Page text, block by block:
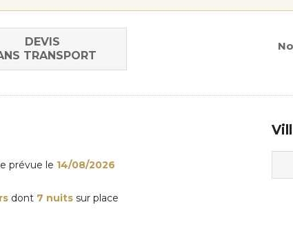
DEVIS
TRANSPORT
prévue le 14/08/2026
dont 7 nuits sur place